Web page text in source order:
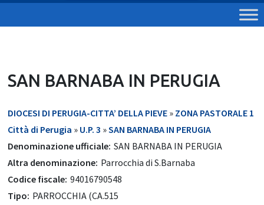
SAN BARNABA IN PERUGIA
DIOCESI DI PERUGIA-CITTA’ DELLA PIEVE » ZONA PASTORALE 1
Città di Perugia » U.P. 3 »SAN BARNABA IN PERUGIA
Denominazione ufficiale: SAN BARNABA IN PERUGIA
Altra denominazione: Parrocchia di S.Barnaba
Codice fiscale: 94016790548
Tipo: PARROCCHIA (CA.515